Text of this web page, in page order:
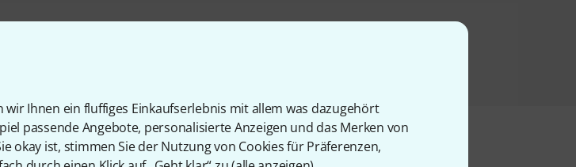
Ihnen ein fluffiges Einkaufserlebnis mit allem was dazugehört
passende Angebote, personalisierte Anzeigen und das Merken von
okay ist, stimmen Sie der Nutzung von Cookies für Präferenzen,